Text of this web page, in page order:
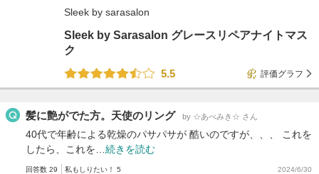
Sleek by sarasalon
Sleek by Sarasalon グレースリペアナイトマス
ク
5.5
評価グラフ
髪に艶がでた方。天使のリング by ☆あべみき☆ さん
40代で年齢による乾燥のパサパサが 酷いのですが、、、 これを
したら、これを… 続きを読む
回答数 29 私もしりたい！ 5 2024/6/30